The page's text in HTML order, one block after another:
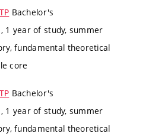
Bachelor's
, 1 year of study, summer
fundamental theoretical
core
Bachelor's
, 1 year of study, summer
fundamental theoretical